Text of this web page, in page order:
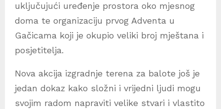
uključujući uređenje prostora oko mjesnog
doma te organizaciju prvog Adventa u
Gačicama koji je okupio veliki broj mještana i
posjetitelja.
Nova akcija izgradnje terena za balote još je
jedan dokaz kako složni i vrijedni ljudi mogu
svojim radom napraviti velike stvari i vlastito